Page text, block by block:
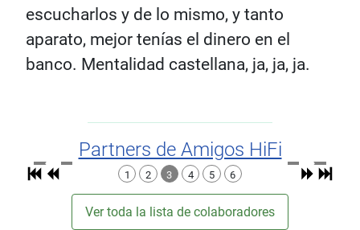
escucharlos y de lo mismo, y tanto
aparato, mejor tenías el dinero en el
banco. Mentalidad castellana, ja, ja, ja.
Partners de Amigos HiFi
1 2 3 4 5 6
Ver toda la lista de colaboradores